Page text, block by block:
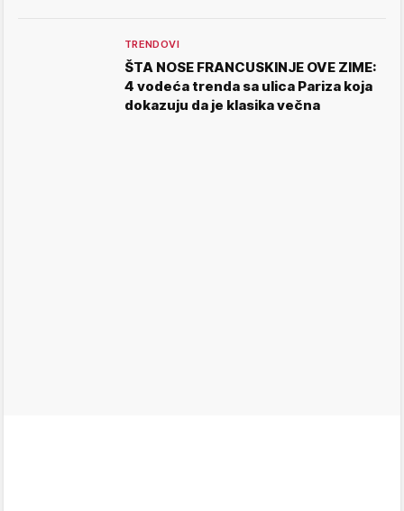
TRENDOVI
ŠTA NOSE FRANCUSKINJE OVE ZIME:
4 vodeća trenda sa ulica Pariza koja
dokazuju da je klasika večna